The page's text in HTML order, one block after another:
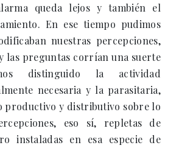
queda lejos y también el
En ese tiempo pudimos
nuestras percepciones,
las preguntas corrían una suerte
distinguido la actividad
necesaria y la parasitaria,
productivo y distributivo sobre lo
eso sí, repletas de
instaladas en esa especie de